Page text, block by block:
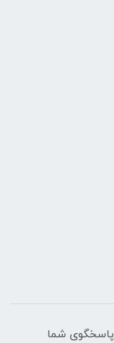
هفت روز هفته ، از ساعت 10:00 تا 22:00 پاسخگوی شما